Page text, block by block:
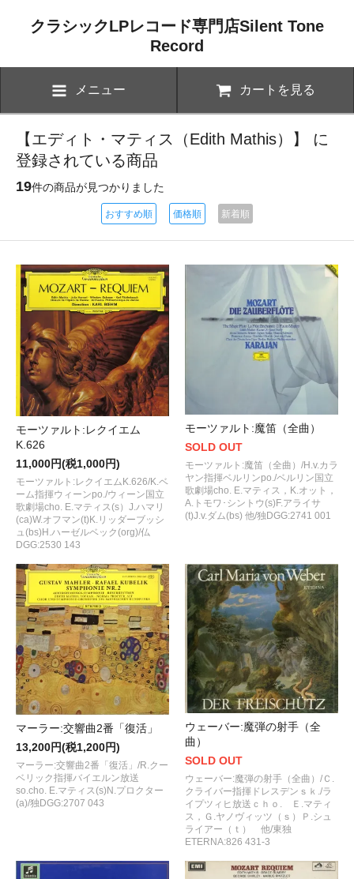
クラシックLPレコード専門店Silent Tone
Record
メニュー カートを見る
【エディト・マティス（Edith Mathis）】 に
登録されている商品
19件の商品が見つかりました
おすすめ順 価格順 新着順
モーツァルト:レクイエム
K.626
11,000円(税1,000円)
モーツァルト:レクイエムK.626/K.ベ
ーム指揮ウィーンpo./ウィーン国立
歌劇場cho. E.マティス(s）J.ハマリ
(ca)W.オフマン(t)K.リッダーブッシ
ュ(bs)H.ハーゼルベック(org)/仏
DGG:2530 143
モーツァルト:魔笛（全曲）
SOLD OUT
モーツァルト:魔笛（全曲）/H.v.カラ
ヤン指揮ベルリンpo./ベルリン国立
歌劇場cho. E.マティス，K.オット，
A.トモワ･シントウ(s)F.アライサ
(t)J.v.ダム(bs) 他/独DGG:2741 001
マーラー:交響曲2番「復活」
13,200円(税1,200円)
マーラー:交響曲2番「復活」/R.クー
ベリック指揮バイエルン放送
so.cho. E.マティス(s)N.プロクター
(a)/独DGG:2707 043
ウェーバー:魔弾の射手（全
曲）
SOLD OUT
ウェーバー:魔弾の射手（全曲）/Ｃ.
クライバー指揮ドレスデンｓｋ./ラ
イプツィヒ放送ｃｈｏ. Ｅ.マティ
ス，Ｇ.ヤノヴィッツ（ｓ）Ｐ.シュ
ライアー（ｔ） 他/東独
ETERNA:826 431-3